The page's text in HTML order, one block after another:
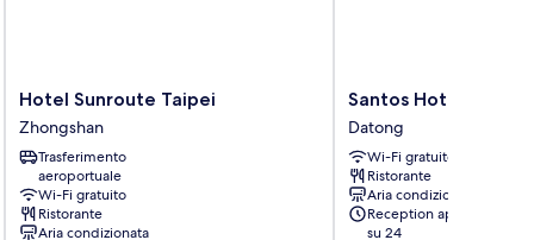
Hotel
Sunroute
Taipei
Zhongshan
Hotel Sunroute Taipei
Zhongshan
Trasferimento
aeroportuale
Wi-Fi gratuito
Ristorante
Aria condizionata
Santos
Hotel
Datong
Santos Hotel
Datong
Wi-Fi gratuito
Ristorante
Aria condizionata
Reception aperta 24 ore
su 24